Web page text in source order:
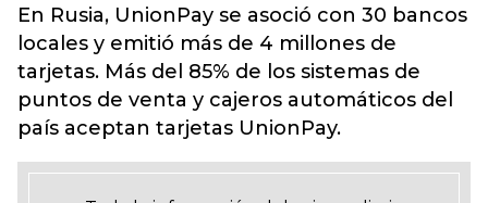
En Rusia, UnionPay se asoció con 30 bancos
locales y emitió más de 4 millones de
tarjetas. Más del 85% de los sistemas de
puntos de venta y cajeros automáticos del
país aceptan tarjetas UnionPay.